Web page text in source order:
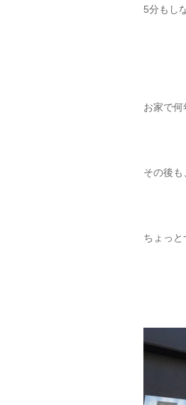
5分もし
お家で何
その後も
ちょっと